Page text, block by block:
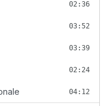
02:36
03:52
03:39
02:24
04:12